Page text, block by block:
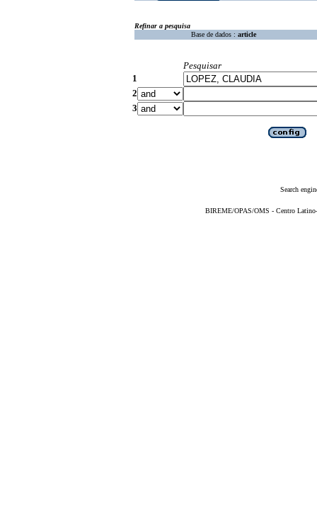
Refinar a pesquisa
Base de dados : article
Pesquisar
1
2
3
Search
BIREME/OPAS/OMS - Centro Latino-